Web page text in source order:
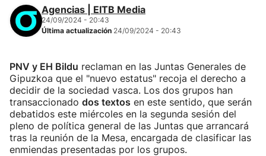
Agencias | EITB Media
24/09/2024 - 20:43
Última actualización 24/09/2024 - 20:43
PNV y EH Bildu reclaman en las Juntas Generales de
Gipuzkoa que el "nuevo estatus" recoja el derecho a
decidir de la sociedad vasca. Los dos grupos han
transaccionado dos textos en este sentido, que serán
debatidos este miércoles en la segunda sesión del
pleno de política general de las Juntas que arrancará
tras la reunión de la Mesa, encargada de clasificar las
enmiendas presentadas por los grupos.